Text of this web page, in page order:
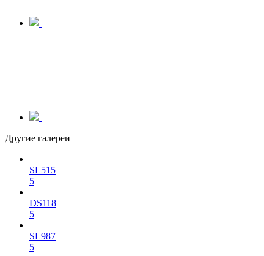
Другие галереи
SL515
5
DS118
5
SL987
5